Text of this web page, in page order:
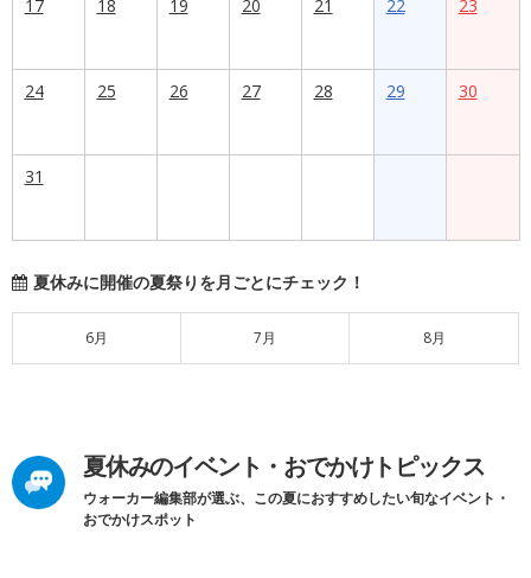
17 18 19 20 21 22 23
24 25 26 27 28 29 30
31
夏休みに開催の夏祭りを月ごとにチェック！
6月 7月 8月
夏休みのイベント・おでかけトピックス
ウォーカー編集部が選ぶ、この夏におすすめしたい旬なイベント・
おでかけスポット